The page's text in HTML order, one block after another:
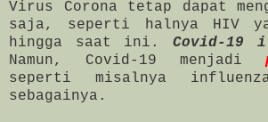
Virus Corona tetap dapat
saja, seperti halnya HIV
hingga saat ini. Covid-19
Namun, Covid-19 menjadi
seperti misalnya
sebagainya.